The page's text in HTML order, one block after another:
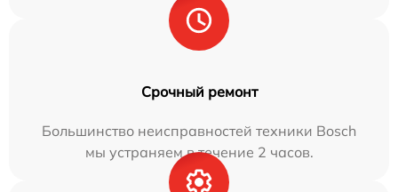
Срочный ремонт
Большинство неисправностей техники Bosch
мы устраняем в течение 2 часов.